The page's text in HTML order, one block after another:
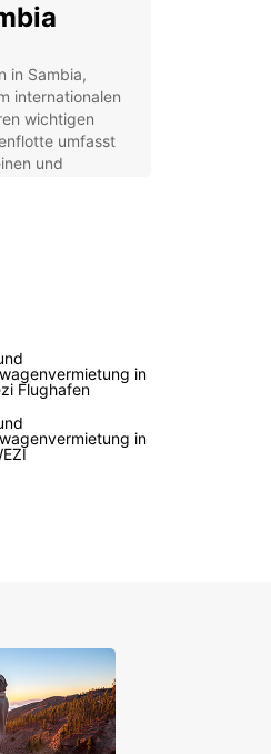
in Sambia,
internationalen
wichtigen
umfasst
und
und
in
Flughafen
in